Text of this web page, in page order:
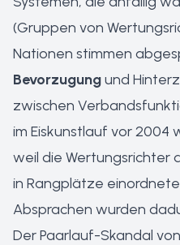
(Gruppen von
Nationen stimmen
Bevorzugungund
zwischen
im Eiskunstlauf vor 2004
weil die Wertungsrichter
in Rangplätze
Absprachen wurden
Der Paarlauf-Skandal